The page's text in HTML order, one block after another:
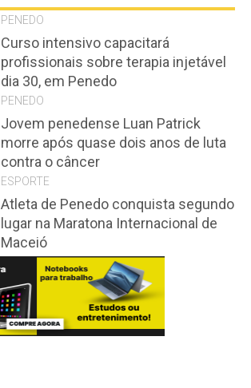
PENEDO
Curso intensivo capacitará
profissionais sobre terapia injetável
dia 30, em Penedo
PENEDO
Jovem penedense Luan Patrick
morre após quase dois anos de luta
contra o câncer
ESPORTE
Atleta de Penedo conquista segundo
lugar na Maratona Internacional de
Maceió